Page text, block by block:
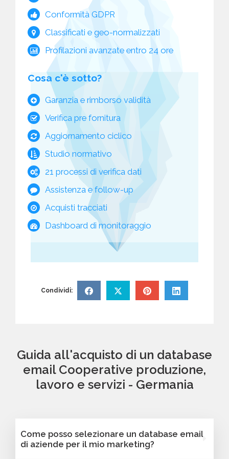
Conformità GDPR
Classificati e geo-normalizzati
Profilazioni avanzate entro 24 ore
Cosa c'è sotto?
Garanzia e rimborso validità
Verifica pre fornitura
Aggiornamento ciclico
Studio normativo
21 processi di verifica dati
Assistenza e follow-up
Acquisti tracciati
Dashboard di monitoraggio
Condividi:
Guida all'acquisto di un database
email Cooperative produzione,
lavoro e servizi - Germania
Come posso selezionare un database email
di aziende per il mio marketing?